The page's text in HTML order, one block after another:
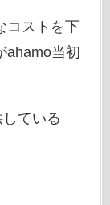
コストを下
ahamo当初
ている